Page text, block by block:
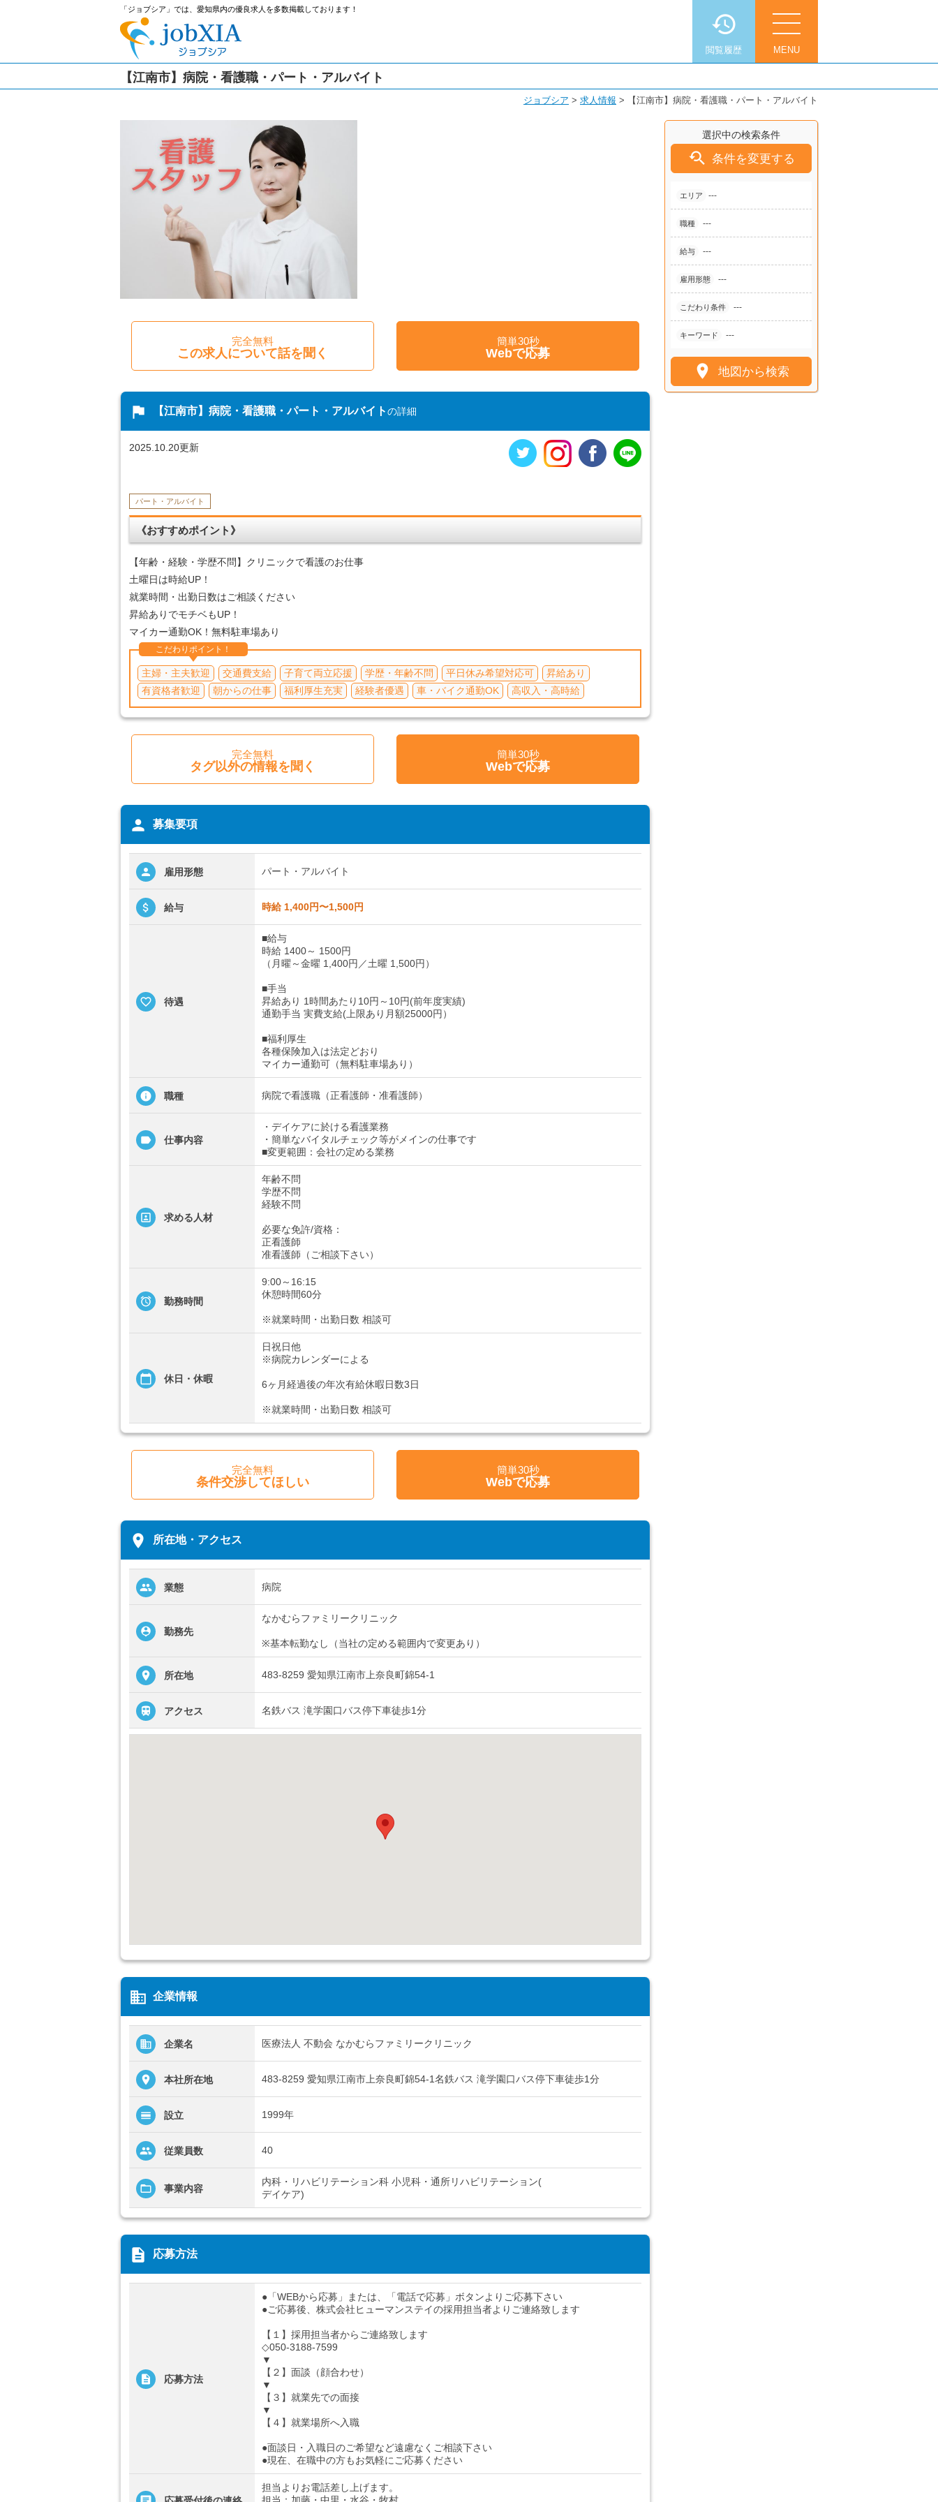
「ジョブシア」では、愛知県内の優良求人を多数掲載しております！
MENU
閲覧履歴
【江南市】病院・看護職・パート・アルバイト
ジョブシア > 求人情報 > 【江南市】病院・看護職・パート・アルバイト
選択中の検索条件
 条件を変更する
エリア ---
職種 ---
給与 ---
雇用形態 ---
こだわり条件 ---
キーワード ---
 地図から検索
完全無料
この求人について話を聞く
簡単30秒
Webで応募
flag 【江南市】病院・看護職・パート・アルバイトの詳細
2025.10.20更新
パート・アルバイト
《おすすめポイント》
【年齢・経験・学歴不問】クリニックで看護のお仕事
土曜日は時給UP！
就業時間・出勤日数はご相談ください
昇給ありでモチベもUP！
マイカー通勤OK！無料駐車場あり
こだわりポイント！
主婦・主夫歓迎 交通費支給 子育て両立応援 学歴・年齢不問 平日休み希望対応可
昇給あり
有資格者歓迎
朝からの仕事 福利厚生充実 経験者優遇 車・バイク通勤OK 高収入・高時給
完全無料
タグ以外の情報を聞く
簡単30秒
Webで応募
person 募集要項
雇用形態 パート・アルバイト
給与 時給 1,400円〜1,500円
待遇
■給与
時給 1400～ 1500円
（月曜～金曜 1,400円／土曜 1,500円）
■手当
昇給あり 1時間あたり10円～10円(前年度実績)
通勤手当 実費支給(上限あり月額25000円）
■福利厚生
各種保険加入は法定どおり
マイカー通勤可（無料駐車場あり）
職種 病院で看護職（正看護師・准看護師）
仕事内容
・デイケアに於ける看護業務
・簡単なバイタルチェック等がメインの仕事です
■変更範囲：会社の定める業務
求める人材
年齢不問
学歴不問
経験不問
必要な免許/資格：
正看護師
准看護師（ご相談下さい）
勤務時間
9:00～16:15
休憩時間60分
※就業時間・出勤日数 相談可
休日・休暇
日祝日他
※病院カレンダーによる
6ヶ月経過後の年次有給休暇日数3日
※就業時間・出勤日数 相談可
完全無料
条件交渉してほしい
簡単30秒
Webで応募
place 所在地・アクセス
業態 病院
勤務先
なかむらファミリークリニック
※基本転勤なし（当社の定める範囲内で変更あり）
所在地 483-8259 愛知県江南市上奈良町錦54-1
アクセス 名鉄バス 滝学園口バス停下車徒歩1分
business 企業情報
企業名 医療法人 不動会 なかむらファミリークリニック
本社所在地 483-8259 愛知県江南市上奈良町錦54-1名鉄バス 滝学園口バス停下車徒歩1分
設立 1999年
従業員数 40
事業内容
内科・リハビリテーション科 小児科・通所リハビリテーション(
デイケア)
description 応募方法
応募方法
●「WEBから応募」または、「電話で応募」ボタンよりご応募下さい
●ご応募後、株式会社ヒューマンステイの採用担当者よりご連絡致します
【１】採用担当者からご連絡致します
◇050-3188-7599
▼
【２】面談（顔合わせ）
▼
【３】就業先での面接
▼
【４】就業場所へ入職
●面談日・入職日のご希望など遠慮なくご相談下さい
●現在、在職中の方もお気軽にご応募ください
担当よりお電話差し上げます。
担当：加藤・中里・水谷・牧村